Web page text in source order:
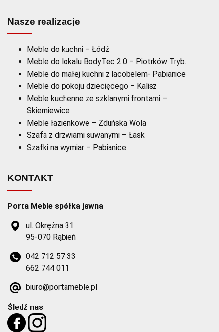
Nasze realizacje
Meble do kuchni – Łódź
Meble do lokalu BodyTec 2.0 – Piotrków Tryb.
Meble do małej kuchni z lacobelem- Pabianice
Meble do pokoju dziecięcego – Kalisz
Meble kuchenne ze szklanymi frontami –
Skierniewice
Meble łazienkowe – Zduńska Wola
Szafa z drzwiami suwanymi – Łask
Szafki na wymiar – Pabianice
KONTAKT
Porta Meble spółka jawna
ul. Okrężna 31
95-070 Rąbień
042 712 57 33
662 744 011
biuro@portameble.pl
Śledź nas